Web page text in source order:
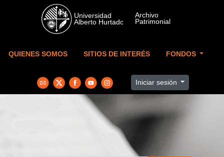
Skip to main content
QUIENES SOMOS SITIOS DE INTERÉS FONDOS
Iniciar sesión